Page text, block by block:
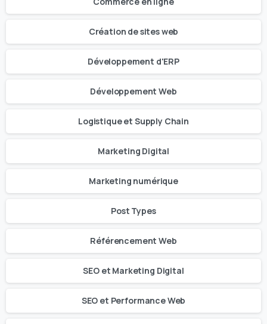
Création de sites web
Développement d'ERP
Développement Web
Logistique et Supply Chain
Marketing Digital
Marketing numérique
Post Types
Référencement Web
SEO et Marketing Digital
SEO et Performance Web